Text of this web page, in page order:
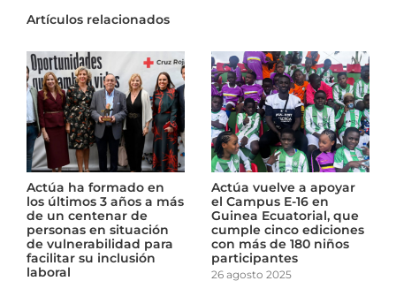
Artículos relacionados
vuelve a apoyar
Campus E-16 en
Ecuatorial, que
cinco ediciones
más de 180 niños
agosto 2025
Actúa refuerza el
dispositivo desplegado
en Algemesí para
intensificar los trabajos
de emergencia tras la
DANA
6 noviembre 2024